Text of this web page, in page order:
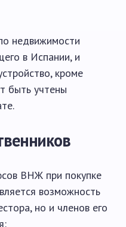
недвижимости
в Испании, и
кроме
быть учтены
ВНЖ при покупке
возможность
но и членов его